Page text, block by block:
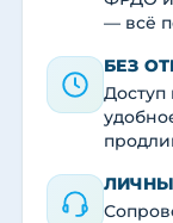
— всё
БЕЗ
Доступ